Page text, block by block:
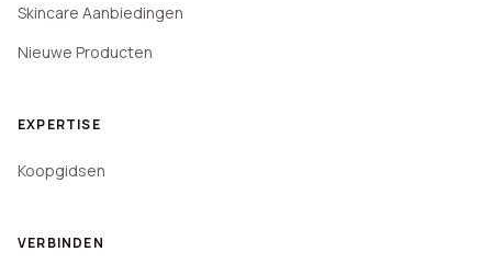
Skincare Aanbiedingen
Nieuwe Producten
EXPERTISE
Koopgidsen
VERBINDEN